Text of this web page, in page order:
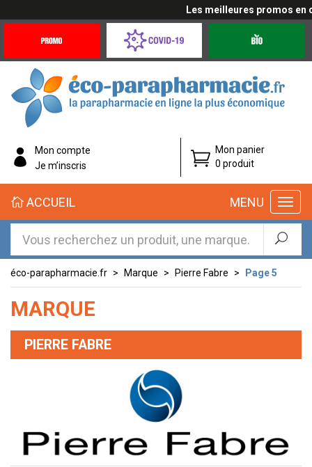
Les meilleures promos en
Offres
Coronavirus
éco-
parapharmacie.fr
éco-
parapharmacie.fr
Mon compte
Je m’inscris
Mon panier
0 produit
MENU
ACCUEIL
éco-parapharmacie.fr Marque Pierre Fabre Page 5
MARQUE
PIERRE FABRE